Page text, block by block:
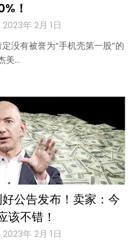
！
年 2月 1日
没有被誉为“手机壳第一股”的
美…
公告发布！卖家：今
该不错！
年 2月 1日